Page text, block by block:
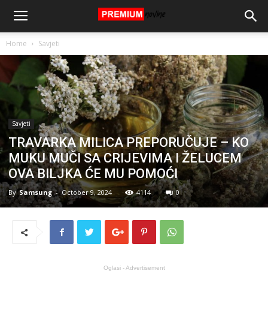
Home Savjeti
Savjeti
TRAVARKA MILICA PREPORUČUJE – KO
MUKU MUČI SA CRIJEVIMA I ŽELUCEM
OVA BILJKA ĆE MU POMOĆI
By Samsung - October 9, 2024 4114 0
Oglasi - Advertisement